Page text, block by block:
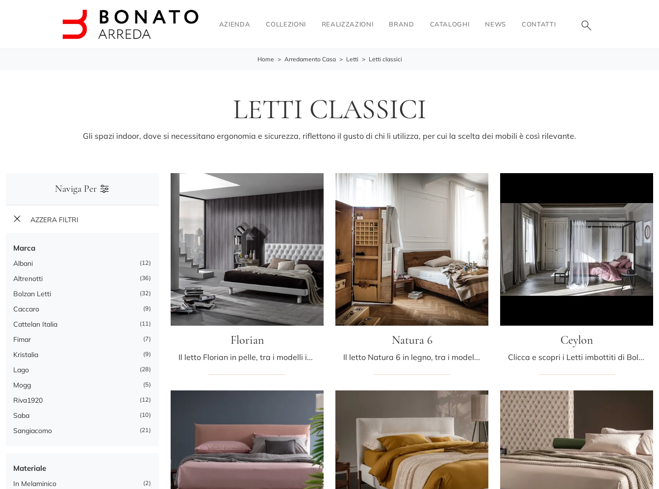
AZIENDA COLLEZIONI REALIZZAZIONI BRAND CATALOGHI NEWS CONTATTI
Home > Arredamento Casa > Letti > Letti classici
LETTI CLASSICI
Gli spazi indoor, dove si necessitano ergonomia e sicurezza, riflettono il gusto di chi li utilizza, per cui la scelta dei mobili è così rilevante.
Naviga Per
AZZERA FILTRI
Marca
Albani 12
Altrenotti 36
Bolzan Letti 32
Caccaro 9
Cattelan Italia 11
Fimar 7
Kristalia 9
Lago 28
Mogg 5
Riva1920 12
Saba 10
Sangiacomo 21
Materiale
In Melaminico 2
Florian
Il letto Florian in pelle, tra i modelli imbottiti matrimoniali classici di Albani, è ideale per assicurarti il riposo migliore.
Natura 6
Il letto Natura 6 in legno, tra i modelli con testiera matrimoniali classici di Riva1920, è pensato per garantirti il riposo migliore.
Ceylon
Clicca e scopri i Letti imbottiti di Bolzan Letti! Il modello Ceylon in tessuto ti sta aspettando nelle versioni matrimoniali.